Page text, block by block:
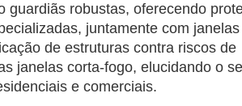
guardiãs robustas, oferecendo
juntamente com
de estruturas contra riscos de
janelas corta-fogo, elucidando o
e comerciais.